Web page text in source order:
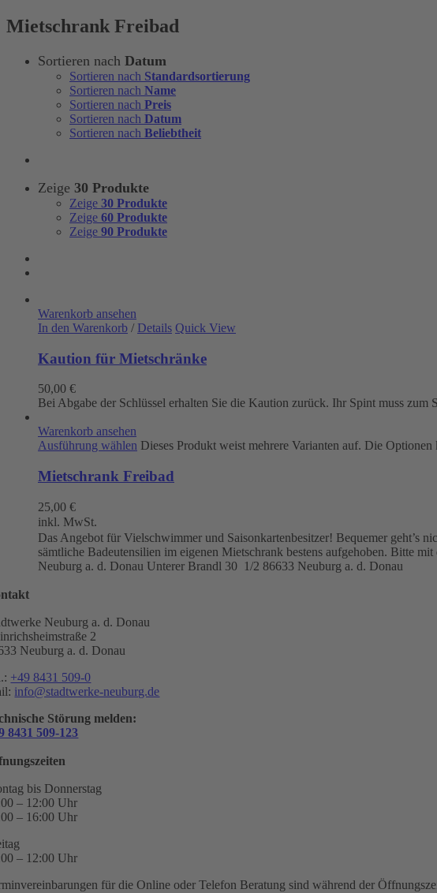
Mietschrank Freibad
Sortieren nach Datum
Sortieren nach Standardsortierung
Sortieren nach Name
Sortieren nach Preis
Sortieren nach Datum
Sortieren nach Beliebtheit
Zeige 30 Produkte
Zeige 30 Produkte
Zeige 60 Produkte
Zeige 90 Produkte
Warenkorb ansehen
In den Warenkorb / Details Quick View
Kaution für Mietschränke
50,00 €
Bei Abgabe der Schlüssel erhalten Sie die Kaution zurück. Ihr Spint muss zum
Warenkorb ansehen
Ausführung wählen Dieses Produkt weist mehrere Varianten auf. Die
Mietschrank Freibad
25,00 €
inkl. MwSt.
Das Angebot für Vielschwimmer und Saisonkartenbesitzer! Bequemer geht’s
sämtliche Badeutensilien im eigenen Mietschrank bestens aufgehoben. Bitte
Neuburg a. d. Donau Unterer Brandl 30 1/2 86633 Neuburg a. d. Donau
Neuburg a. d. Donau
2
Neuburg a. d. Donau
+49 8431 509-0
info@stadtwerke-neuburg.de
Störung melden:
8431 509-123
bis Donnerstag
– 12:00 Uhr
– 16:00 Uhr
– 12:00 Uhr
für die Online oder Telefon Beratung sind während der